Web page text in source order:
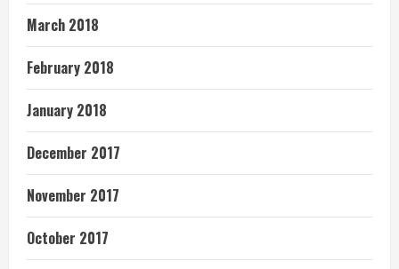
March 2018
February 2018
January 2018
December 2017
November 2017
October 2017